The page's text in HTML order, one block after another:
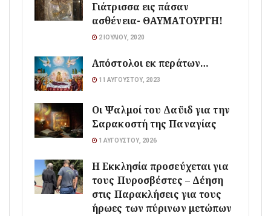
Γιάτρισσα εις πάσαν
ασθένεια- ΘΑΥΜΑΤΟΥΡΓΗ!
2 ΙΟΥΛΊΟΥ, 2020
Απόστολοι εκ περάτων…
11 ΑΥΓΟΎΣΤΟΥ, 2023
Οι Ψαλμοί του Δαϋιδ για την
Σαρακοστή της Παναγίας
1 ΑΥΓΟΎΣΤΟΥ, 2026
Η Εκκλησία προσεύχεται για
τους Πυροσβέστες – Δέηση
στις Παρακλήσεις για τους
ήρωες των πύρινων μετώπων